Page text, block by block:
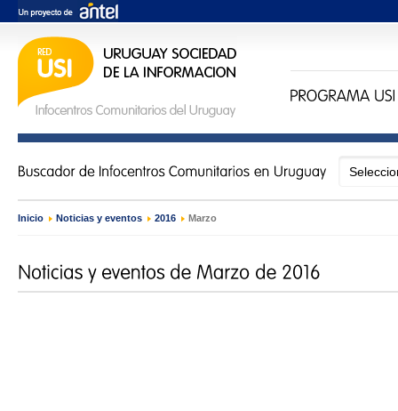
Inicio › Noticias y eventos › 2016 › Marzo